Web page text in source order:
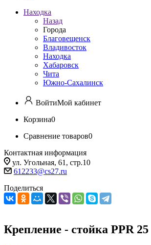
Находка
Назад
Города
Благовещенск
Владивосток
Находка
Хабаровск
Чита
Южно-Сахалинск
ВойтиМой кабинет
Корзина0
Сравнение товаров0
Контактная информация
ул. Угольная, 61, стр.10
612233@cs27.ru
Поделиться
Крепление - стойка PPR 25